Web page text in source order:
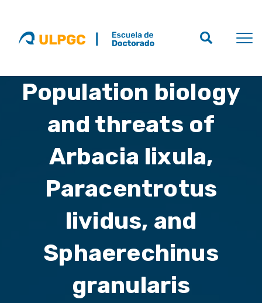
Population biology
and threats of
Arbacia lixula,
Paracentrotus
lividus, and
Sphaerechinus
granularis